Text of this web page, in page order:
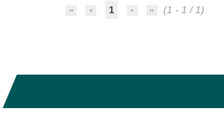
1 (1 - 1 / 1)